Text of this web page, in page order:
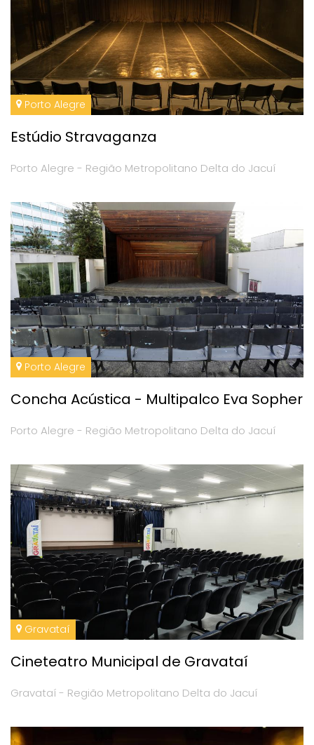
Porto Alegre
Estúdio Stravaganza
Porto Alegre - Região Metropolitano Delta do Jacuí
Porto Alegre
Concha Acústica - Multipalco Eva Sopher
Porto Alegre - Região Metropolitano Delta do Jacuí
Gravataí
Cineteatro Municipal de Gravataí
Gravataí - Região Metropolitano Delta do Jacuí